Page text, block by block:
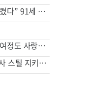
“요양원 보내지 않겠다는 약속 지켰다” 91세 남성, 아내 살해 혐의
20년 증권맨, 열 받아 차렸다…윤여정도 사랑한 ‘함박스텍집’
넷플 ‘외교관’ 현실판 떴다…美대사 스틸 지키는 ‘80세 신 스틸러’